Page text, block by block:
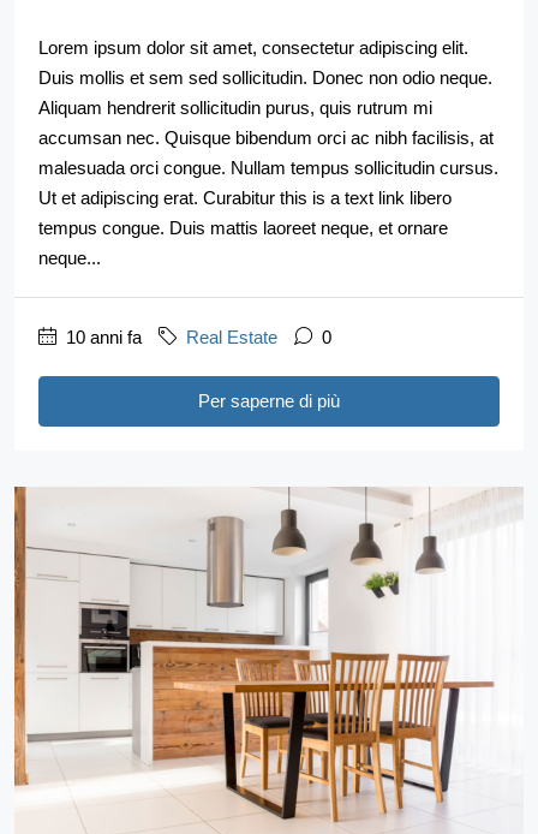
Lorem ipsum dolor sit amet, consectetur adipiscing elit.
Duis mollis et sem sed sollicitudin. Donec non odio neque.
Aliquam hendrerit sollicitudin purus, quis rutrum mi
accumsan nec. Quisque bibendum orci ac nibh facilisis, at
malesuada orci congue. Nullam tempus sollicitudin cursus.
Ut et adipiscing erat. Curabitur this is a text link libero
tempus congue. Duis mattis laoreet neque, et ornare
neque...
10 anni fa Real Estate 0
Per saperne di più